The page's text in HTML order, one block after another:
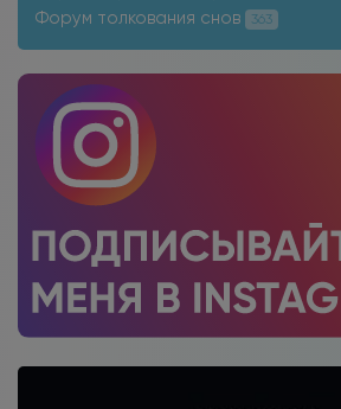
Форум толкования снов 363